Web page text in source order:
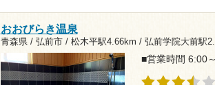
おおびらき温泉
青森県 / 弘前市 / 松木平駅4.66km / 弘前学院大前駅
■営業時間 6:00